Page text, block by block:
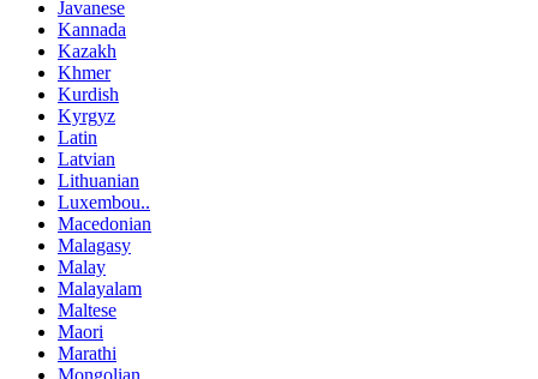
Javanese
Kannada
Kazakh
Khmer
Kurdish
Kyrgyz
Latin
Latvian
Lithuanian
Luxembou..
Macedonian
Malagasy
Malay
Malayalam
Maltese
Maori
Marathi
Mongolian